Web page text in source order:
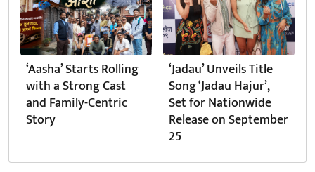
‘Aasha’ Starts Rolling
with a Strong Cast
and Family-Centric
Story
‘Jadau’ Unveils Title
Song ‘Jadau Hajur’,
Set for Nationwide
Release on September
25